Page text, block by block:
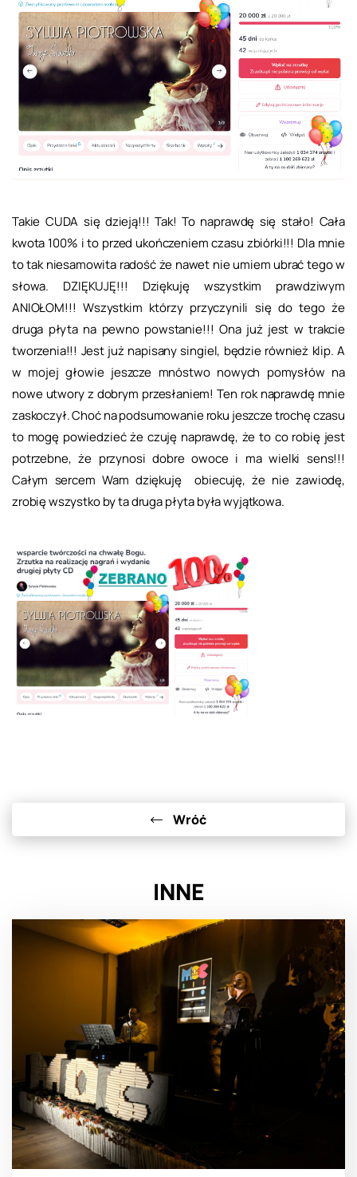
Takie CUDA się dzieją!!! Tak! To naprawdę się stało! Cała
kwota 100% i to przed ukończeniem czasu zbiórki!!! Dla mnie
to tak niesamowita radość że nawet nie umiem ubrać tego w
słowa. DZIĘKUJĘ!!! Dziękuję wszystkim prawdziwym
ANIOŁOM!!! Wszystkim którzy przyczynili się do tego że
druga płyta na pewno powstanie!!! Ona już jest w trakcie
tworzenia!!! Jest już napisany singiel, będzie również klip. A
w mojej głowie jeszcze mnóstwo nowych pomysłów na
nowe utwory z dobrym przesłaniem! Ten rok naprawdę mnie
zaskoczył. Choć na podsumowanie roku jeszcze trochę czasu
to mogę powiedzieć że czuję naprawdę, że to co robię jest
potrzebne, że przynosi dobre owoce i ma wielki sens!!!
Całym sercem Wam dziękuję obiecuję, że nie zawiodę,
zrobię wszystko by ta druga płyta była wyjątkowa.
Wróć
INNE